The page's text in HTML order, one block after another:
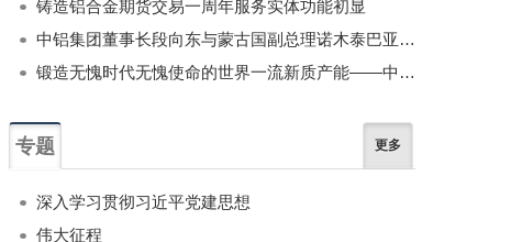
铸造铝合金期货交易一周年服务实体功能初显
中铝集团董事长段向东与蒙古国副总理诺木泰巴亚尔举行会谈
锻造无愧时代无愧使命的世界一流新质产能——中国有色金属工业的战略应对与破局之道（二）
专题 更多
深入学习贯彻习近平党建思想
伟大征程